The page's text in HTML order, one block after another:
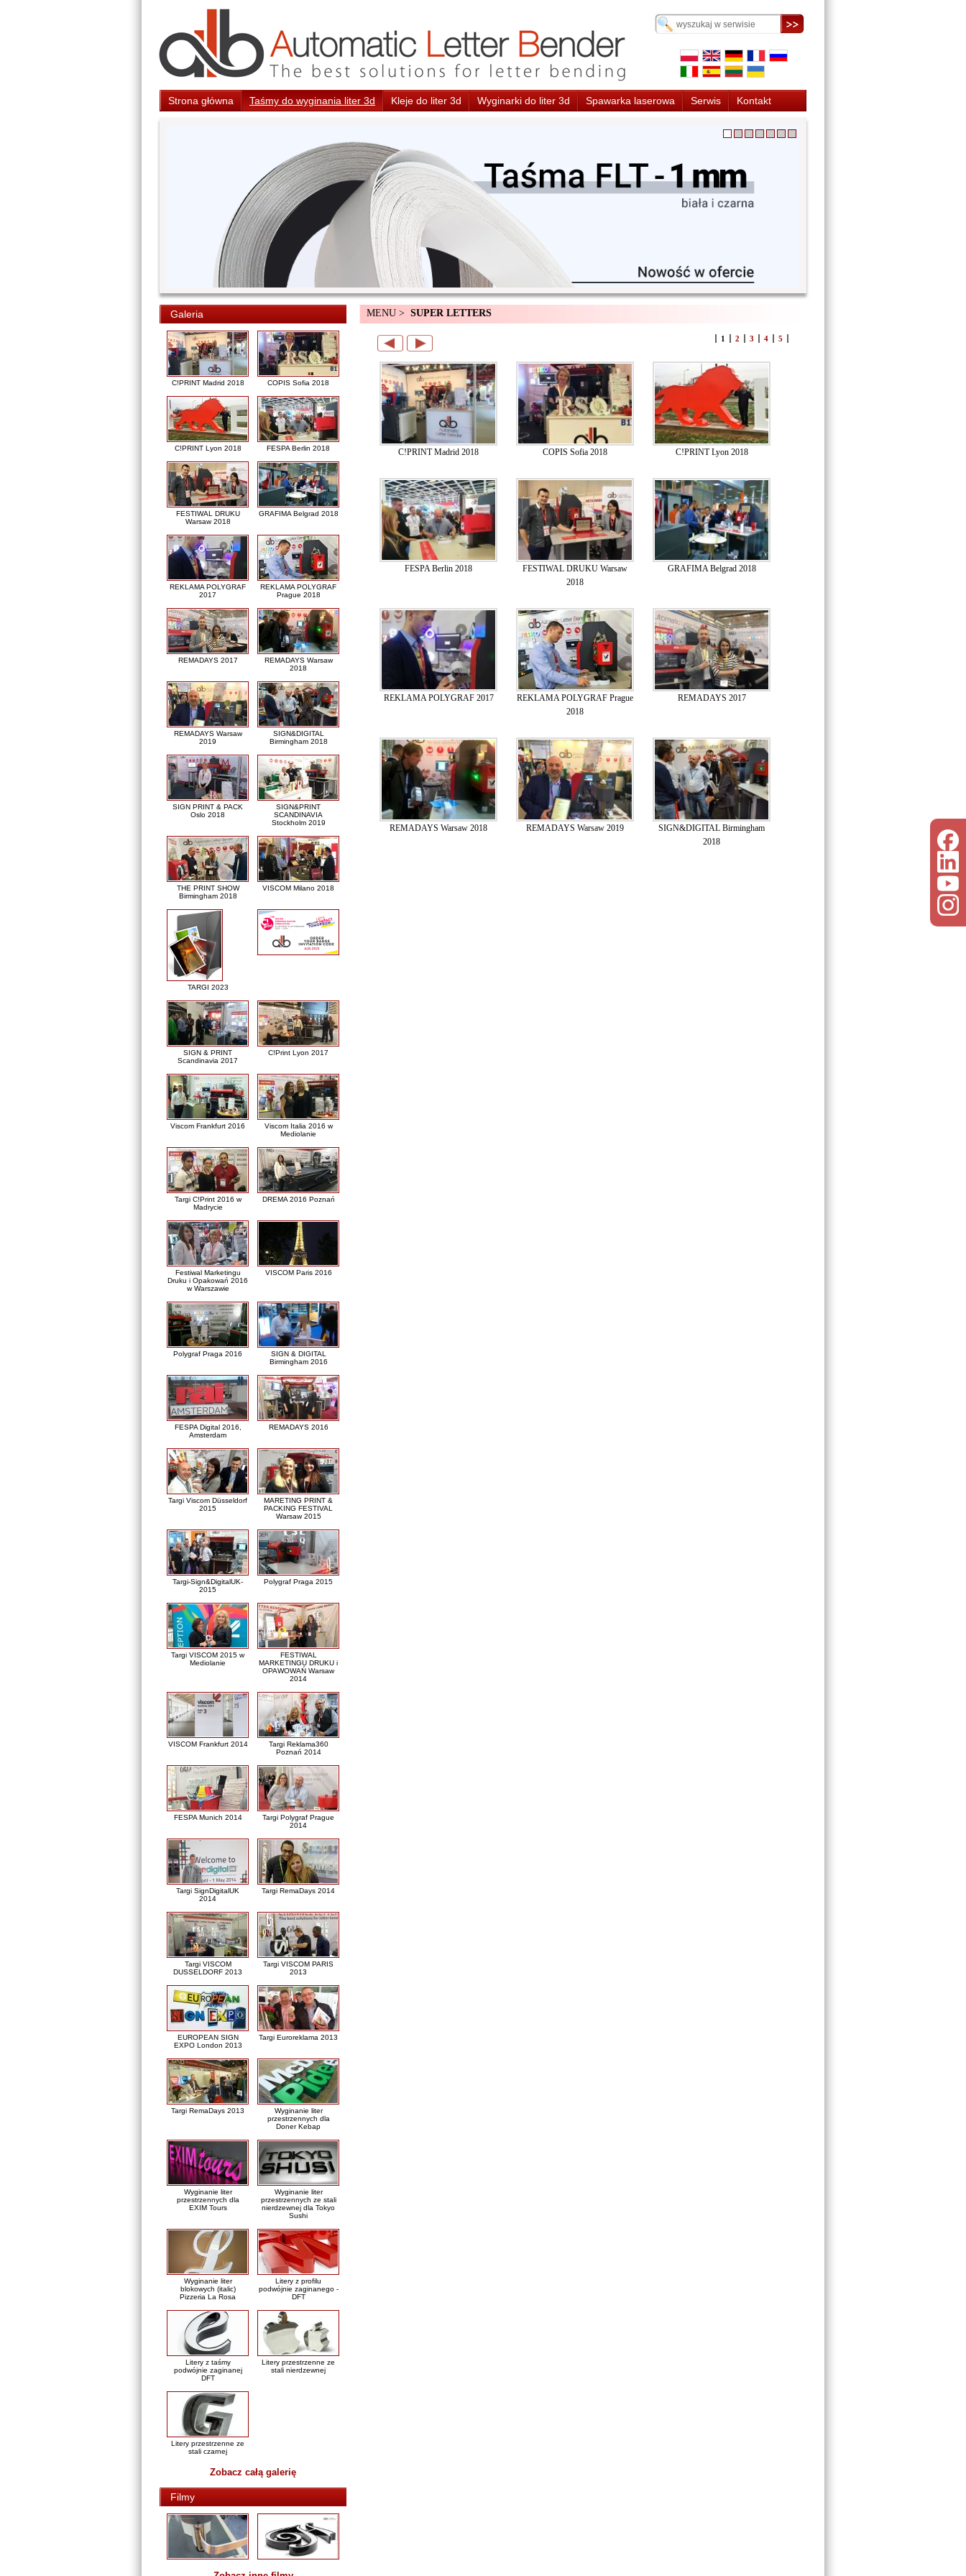
Strona główna Taśmy do wyginania liter 3d Kleje do liter 3d Wyginarki do liter 3d Spawarka laserowa Serwis Kontakt
Galeria
C!PRINT Madrid 2018 COPIS Sofia 2018
C!PRINT Lyon 2018 FESPA Berlin 2018
FESTIWAL DRUKU
Warsaw 2018
GRAFIMA Belgrad 2018
REKLAMA POLYGRAF
2017
REKLAMA POLYGRAF
Prague 2018
REMADAYS 2017
REMADAYS Warsaw
2018
REMADAYS Warsaw
2019
SIGN&DIGITAL
Birmingham 2018
SIGN PRINT & PACK
Oslo 2018
SIGN&PRINT
SCANDINAVIA
Stockholm 2019
THE PRINT SHOW
Birmingham 2018
VISCOM Milano 2018
TARGI 2023
SIGN & PRINT
Scandinavia 2017
C!Print Lyon 2017
Viscom Frankfurt 2016
Viscom Italia 2016 w
Mediolanie
Targi C!Print 2016 w
Madrycie
DREMA 2016 Poznań
Festiwal Marketingu
Druku i Opakowań 2016
w Warszawie
VISCOM Paris 2016
Polygraf Praga 2016
SIGN & DIGITAL
Birmingham 2016
FESPA Digital 2016,
Amsterdam
REMADAYS 2016
Targi Viscom Düsseldorf
2015
MARETING PRINT &
PACKING FESTIVAL
Warsaw 2015
Targi-Sign&DigitalUK-
2015
Polygraf Praga 2015
Targi VISCOM 2015 w
Mediolanie
FESTIWAL
MARKETINGU DRUKU i
OPAWOWAŃ Warsaw
2014
VISCOM Frankfurt 2014
Targi Reklama360
Poznań 2014
FESPA Munich 2014
Targi Polygraf Prague
2014
Targi SignDigitalUK
2014
Targi RemaDays 2014
Targi VISCOM
DUSSELDORF 2013
Targi VISCOM PARIS
2013
EUROPEAN SIGN
EXPO London 2013
Targi Euroreklama 2013
Targi RemaDays 2013
Wyginanie liter
przestrzennych dla
Doner Kebap
Wyginanie liter
przestrzennych dla
EXIM Tours
Wyginanie liter
przestrzennych ze stali
nierdzewnej dla Tokyo
Sushi
Wyginanie liter
blokowych (italic)
Pizzeria La Rosa
Litery z profilu
podwójnie zaginanego -
DFT
Litery z taśmy
podwójnie zaginanej
DFT
Litery przestrzenne ze
stali nierdzewnej
Litery przestrzenne ze
stali czarnej
Zobacz całą galerię
Filmy
MENU > SUPER LETTERS
1 2 3 4 5
C!PRINT Madrid 2018 COPIS Sofia 2018 C!PRINT Lyon 2018
FESPA Berlin 2018
FESTIWAL DRUKU Warsaw
2018
GRAFIMA Belgrad 2018
REKLAMA POLYGRAF 2017
REKLAMA POLYGRAF Prague
2018
REMADAYS 2017
REMADAYS Warsaw 2018 REMADAYS Warsaw 2019
SIGN&DIGITAL Birmingham
2018